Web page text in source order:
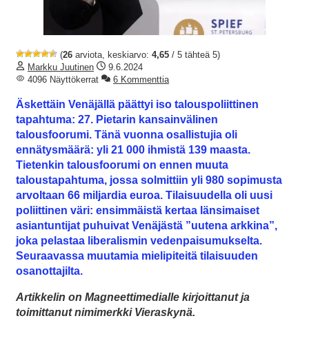
(26 arviota, keskiarvo: 4,65 / 5 tähteä 5)
Markku Juutinen
9.6.2024
4096 Näyttökerrat
6 Kommenttia
Äskettäin Venäjällä päättyi iso talouspoliittinen
tapahtuma: 27. Pietarin kansainvälinen
talousfoorumi. Tänä vuonna osallistujia oli
ennätysmäärä: yli 21 000 ihmistä 139 maasta.
Tietenkin talousfoorumi on ennen muuta
taloustapahtuma, jossa solmittiin yli 980 sopimusta
arvoltaan 66 miljardia euroa. Tilaisuudella oli uusi
poliittinen väri: ensimmäistä kertaa länsimaiset
asiantuntijat puhuivat Venäjästä ”uutena arkkina”,
joka pelastaa liberalismin vedenpaisumukselta.
Seuraavassa muutamia mielipiteitä tilaisuuden
osanottajilta.
Artikkelin on Magneettimedialle kirjoittanut ja
toimittanut nimimerkki Vieraskynä.